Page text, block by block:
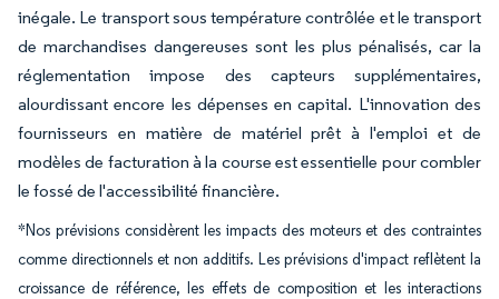
inégale. Le transport sous température contrôlée et le transport
de marchandises dangereuses sont les plus pénalisés, car la
réglementation impose des capteurs supplémentaires,
alourdissant encore les dépenses en capital. L'innovation des
fournisseurs en matière de matériel prêt à l'emploi et de
modèles de facturation à la course est essentielle pour combler
le fossé de l'accessibilité financière.
*Nos prévisions considèrent les impacts des moteurs et des contraintes
comme directionnels et non additifs. Les prévisions d'impact reflètent la
croissance de référence, les effets de composition et les interactions